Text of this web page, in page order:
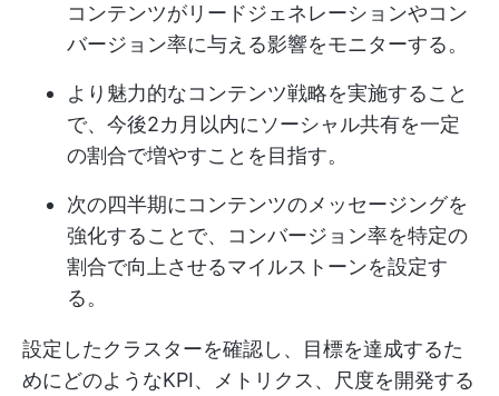
コンテンツがリードジェネレーションやコン
バージョン率に与える影響をモニターする。
より魅力的なコンテンツ戦略を実施すること
で、今後2カ月以内にソーシャル共有を一定
の割合で増やすことを目指す。
次の四半期にコンテンツのメッセージングを
強化することで、コンバージョン率を特定の
割合で向上させるマイルストーンを設定す
る。
設定したクラスターを確認し、目標を達成するた
めにどのようなKPI、メトリクス、尺度を開発する